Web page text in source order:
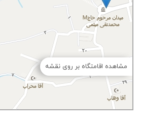
مشاهده اقامتگاه بر روی نقشه